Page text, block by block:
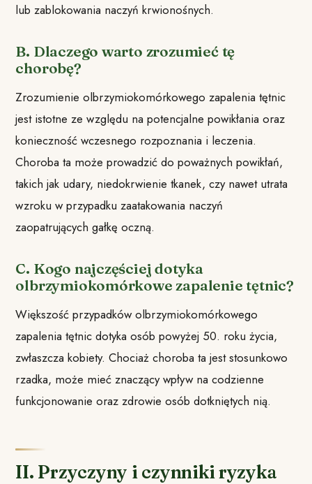
lub zablokowania naczyń krwionośnych.
B. Dlaczego warto zrozumieć tę
chorobę?
Zrozumienie olbrzymiokomórkowego zapalenia tętnic
jest istotne ze względu na potencjalne powikłania oraz
konieczność wczesnego rozpoznania i leczenia.
Choroba ta może prowadzić do poważnych powikłań,
takich jak udary, niedokrwienie tkanek, czy nawet utrata
wzroku w przypadku zaatakowania naczyń
zaopatrujących gałkę oczną.
C. Kogo najczęściej dotyka
olbrzymiokomórkowe zapalenie tętnic?
Większość przypadków olbrzymiokomórkowego
zapalenia tętnic dotyka osób powyżej 50. roku życia,
zwłaszcza kobiety. Chociaż choroba ta jest stosunkowo
rzadka, może mieć znaczący wpływ na codzienne
funkcjonowanie oraz zdrowie osób dotkniętych nią.
II. Przyczyny i czynniki ryzyka